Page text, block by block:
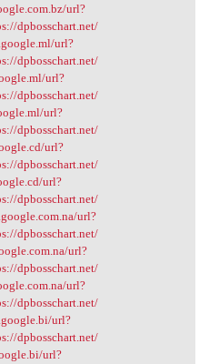
url?
dpbosschart.net/
url?
dpbosschart.net/
url?
dpbosschart.net/
url?
dpbosschart.net/
url?
dpbosschart.net/
url?
dpbosschart.net/
url?
dpbosschart.net/
url?
dpbosschart.net/
url?
dpbosschart.net/
url?
dpbosschart.net/
url?